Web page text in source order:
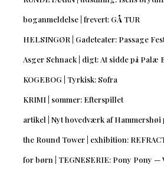
boganmeldelse | frevert: GÅ TUR
HELSINGØR | Gadeteater: Passage
Asger Schnack | digt: At sidde på Palæ
KOGEBOG | Tyrkisk: Sofra
KRIMI | sommer: Efterspillet
artikel | Nyt hovedværk af
the Round Tower | exhibition:
for børn | TEGNESERIE: Pony Pony